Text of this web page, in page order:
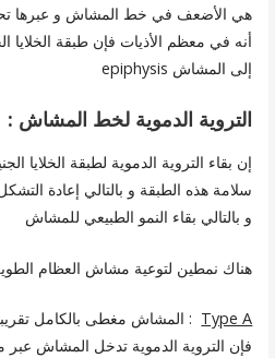
هي الأضعف في خط المشاش و عبرها
أنه في معظم الأذيات فإن طبقة الخلايا
إلى المشاش epiphysis
التروية الدموية لخط المشاش :
إن بقاء التروية الدموية لطبقة الخلايا
سلامة هذه الطبقة و بالتالي إعادة
و بالتالي بقاء النمو الطبيعي للمشاش
هناك نمطين لتوعية مشاش العظام
Type A : المشاش مغطى بالكامل
فإن التروية الدموية تدخل المشاش